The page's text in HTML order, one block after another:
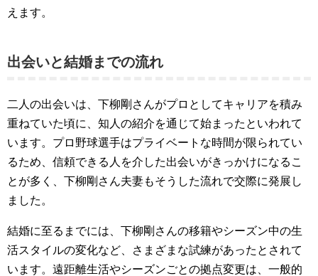
えます。
出会いと結婚までの流れ
二人の出会いは、下柳剛さんがプロとしてキャリアを積み
重ねていた頃に、知人の紹介を通じて始まったといわれて
います。プロ野球選手はプライベートな時間が限られてい
るため、信頼できる人を介した出会いがきっかけになるこ
とが多く、下柳剛さん夫妻もそうした流れで交際に発展し
ました。
結婚に至るまでには、下柳剛さんの移籍やシーズン中の生
活スタイルの変化など、さまざまな試練があったとされて
います。遠距離生活やシーズンごとの拠点変更は、一般的